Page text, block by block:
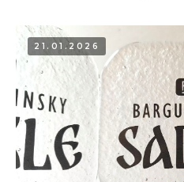
21.01.2026